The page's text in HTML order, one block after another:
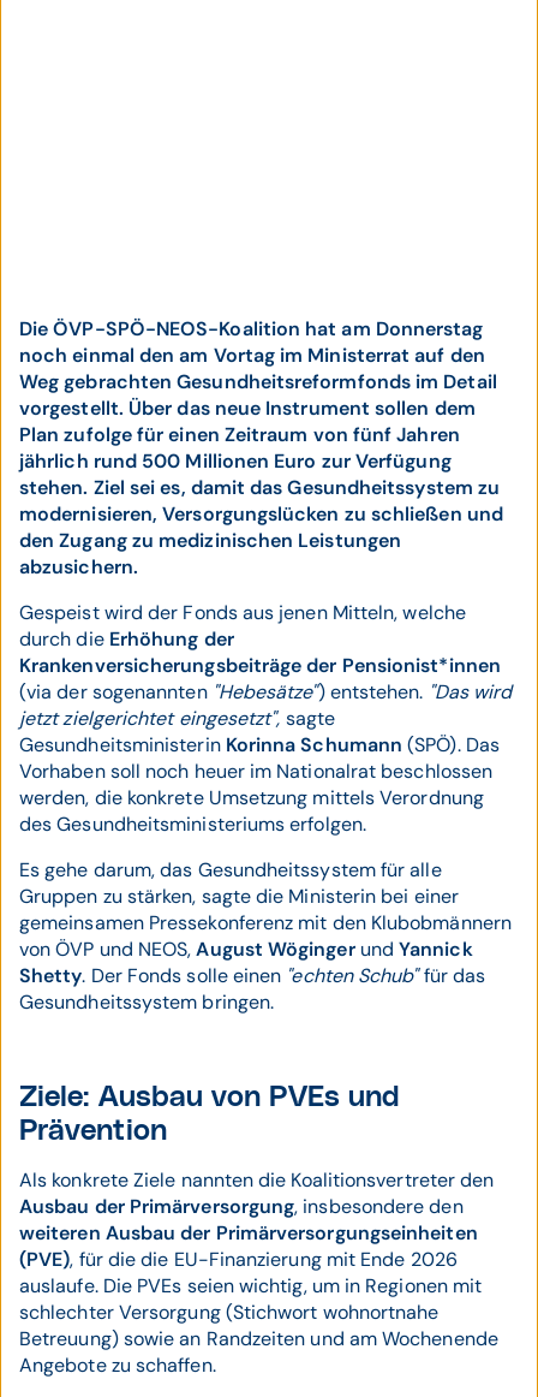
Die ÖVP-SPÖ-NEOS-Koalition hat am Donnerstag
noch einmal den am Vortag im Ministerrat auf den
Weg gebrachten Gesundheitsreformfonds im Detail
vorgestellt. Über das neue Instrument sollen dem
Plan zufolge für einen Zeitraum von fünf Jahren
jährlich rund 500 Millionen Euro zur Verfügung
stehen. Ziel sei es, damit das Gesundheitssystem zu
modernisieren, Versorgungslücken zu schließen und
den Zugang zu medizinischen Leistungen
abzusichern.
Gespeist wird der Fonds aus jenen Mitteln, welche
durch die Erhöhung der
Krankenversicherungsbeiträge der Pensionist*innen
(via der sogenannten "Hebesätze") entstehen. "Das wird
jetzt zielgerichtet eingesetzt", sagte
Gesundheitsministerin Korinna Schumann(SPÖ). Das
Vorhaben soll noch heuer im Nationalrat beschlossen
werden, die konkrete Umsetzung mittels Verordnung
des Gesundheitsministeriums erfolgen.
Es gehe darum, das Gesundheitssystem für alle
Gruppen zu stärken, sagte die Ministerin bei einer
gemeinsamen Pressekonferenz mit den Klubobmännern
von ÖVP und NEOS,August WögingerundYannick
Shetty. Der Fonds solle einen "echten Schub"für das
Gesundheitssystem bringen.
Ziele: Ausbau von PVEs und
Prävention
Als konkrete Ziele nannten die Koalitionsvertreter den
Ausbau der Primärversorgung, insbesondere den
weiteren Ausbau der Primärversorgungseinheiten
(PVE), für die die EU-Finanzierung mit Ende 2026
auslaufe. Die PVEs seien wichtig, um in Regionen mit
schlechter Versorgung (Stichwort wohnortnahe
Betreuung) sowie an Randzeiten und am Wochenende
Angebote zu schaffen.